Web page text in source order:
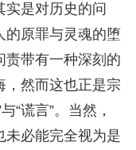
实是对历史的问
的原罪与灵魂的堕
责带有一种深刻的
，然而这也正是宗
“谎言”。当然，
未必能完全视为是